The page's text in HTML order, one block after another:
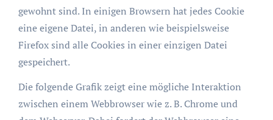
gewohnt sind. In einigen Browsern hat jedes Cookie
eine eigene Datei, in anderen wie beispielsweise
Firefox sind alle Cookies in einer einzigen Datei
gespeichert.
Die folgende Grafik zeigt eine mögliche Interaktion
zwischen einem Webbrowser wie z. B. Chrome und